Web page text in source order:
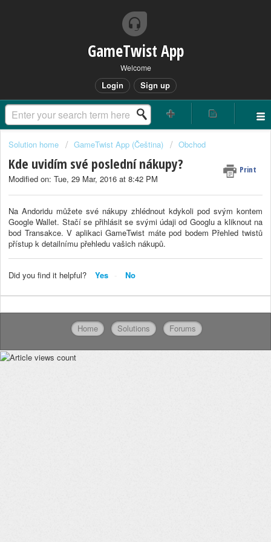
GameTwist App
Welcome
Login Sign up
Solution home GameTwist App (Čeština) Obchod
Kde uvidím své poslední nákupy? Print
Modified on: Tue, 29 Mar, 2016 at 8:42 PM
Na Andoridu můžete své nákupy zhlédnout kdykoli pod svým kontem
Google Wallet. Stačí se přihlásit se svými údaji od Googlu a kliknout na
bod Transakce. V aplikaci GameTwist máte pod bodem Přehled twistů
přístup k detailnímu přehledu vašich nákupů.
Did you find it helpful? Yes No
Home Solutions Forums